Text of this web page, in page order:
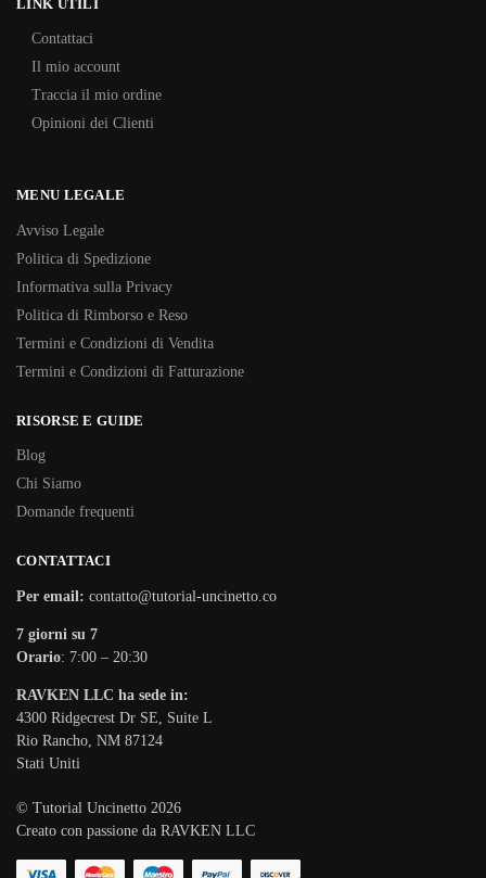
LINK UTILI
Contattaci
Il mio account
Traccia il mio ordine
Opinioni dei Clienti
MENU LEGALE
Avviso Legale
Politica di Spedizione
Informativa sulla Privacy
Politica di Rimborso e Reso
Termini e Condizioni di Vendita
Termini e Condizioni di Fatturazione
RISORSE E GUIDE
Blog
Chi Siamo
Domande frequenti
CONTATTACI
Per email: contatto@tutorial-uncinetto.co
7 giorni su 7
Orario: 7:00 – 20:30
RAVKEN LLC ha sede in:
4300 Ridgecrest Dr SE, Suite L
Rio Rancho, NM 87124
Stati Uniti
© Tutorial Uncinetto 2026
Creato con passione da RAVKEN LLC